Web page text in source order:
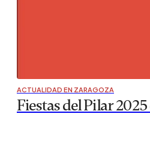
ACTUALIDAD EN ZARAGOZA
Fiestas del Pilar